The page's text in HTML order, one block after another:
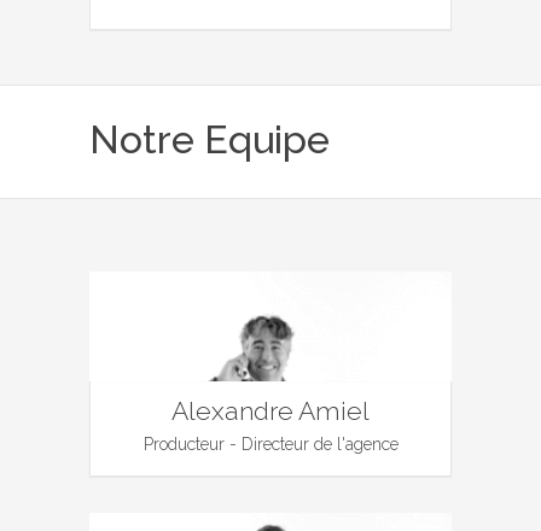
Notre Equipe
Alexandre Amiel
Producteur - Directeur de l'agence